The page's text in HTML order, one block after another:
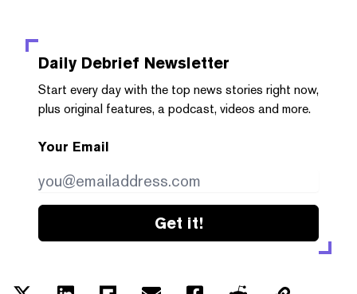
Daily Debrief Newsletter
Start every day with the top news stories right now,
plus original features, a podcast, videos and more.
Your Email
Get it!